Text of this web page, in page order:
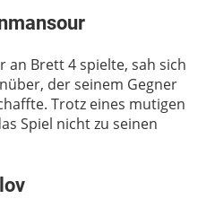
an Brett 4 spielte, sah sich
der seinem Gegner
Trotz eines mutigen
Spiel nicht zu seinen